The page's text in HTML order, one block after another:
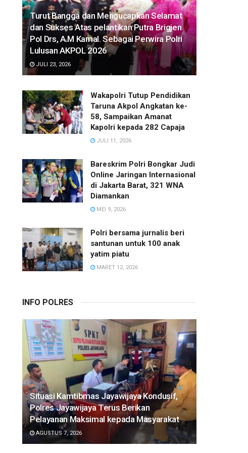
Turut Bangga dan Mengucapkan Selamat
dan Sukses Atas pelantikan Putra Brigjen
Pol Drs, A.M Kamal. Sebagai Perwira Polri
Lulusan AKPOL 2026
JULI 23, 2026
Wakapolri Tutup Pendidikan
Taruna Akpol Angkatan ke-
58, Sampaikan Amanat
Kapolri kepada 282 Capaja
JULI 11, 2026
Bareskrim Polri Bongkar Judi
Online Jaringan Internasional
di Jakarta Barat, 321 WNA
Diamankan
MEI 9, 2026
Polri bersama jurnalis beri
santunan untuk 100 anak
yatim piatu
MARET 12, 2026
INFO POLRES
Situasi Kamtibmas Jayawijaya Kondusif,
Polres Jayawijaya Terus Berikan
Pelayanan Maksimal kepada Masyarakat
AGUSTUS 7, 2026